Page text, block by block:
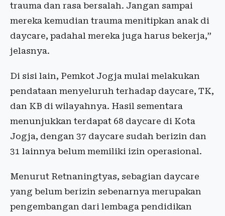
trauma dan rasa bersalah. Jangan sampai
mereka kemudian trauma menitipkan anak di
daycare, padahal mereka juga harus bekerja,”
jelasnya.
Di sisi lain, Pemkot Jogja mulai melakukan
pendataan menyeluruh terhadap daycare, TK,
dan KB di wilayahnya. Hasil sementara
menunjukkan terdapat 68 daycare di Kota
Jogja, dengan 37 daycare sudah berizin dan
31 lainnya belum memiliki izin operasional.
Menurut Retnaningtyas, sebagian daycare
yang belum berizin sebenarnya merupakan
pengembangan dari lembaga pendidikan